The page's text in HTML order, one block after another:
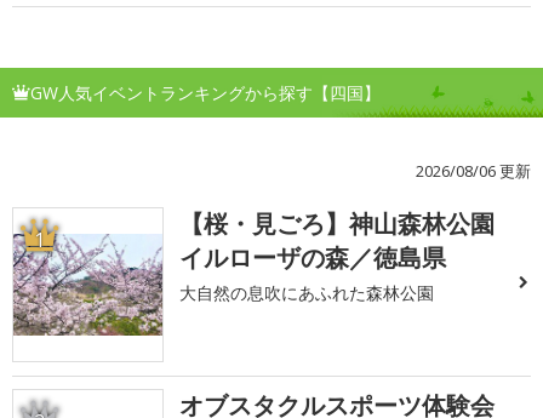
GW人気イベントランキングから探す【四国】
2026/08/06 更新
1
【桜・見ごろ】神山森林公園
イルローザの森／徳島県
大自然の息吹にあふれた森林公園
オブスタクルスポーツ体験会